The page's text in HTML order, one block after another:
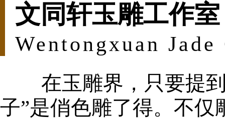
文同轩玉雕工作室
Wentongxuan
在玉雕界，只要提
子”是俏色雕了得。不